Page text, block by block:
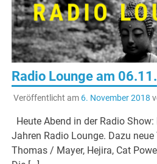
Radio Lounge am 06.11.
Veröffentlicht am 6. November 2018
Heute Abend in der Radio
Jahren Radio Lounge. Dazu
Thomas / Mayer, Hejira, Cat